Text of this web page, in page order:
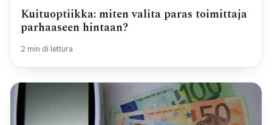
Kuituoptiikka: miten valita paras toimittaja
parhaaseen hintaan?
2 min di lettura